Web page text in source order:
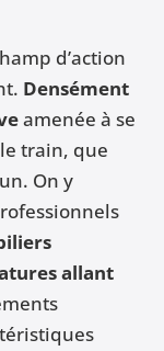
d’action
Densément
amenée à se
train, que
On y
allant